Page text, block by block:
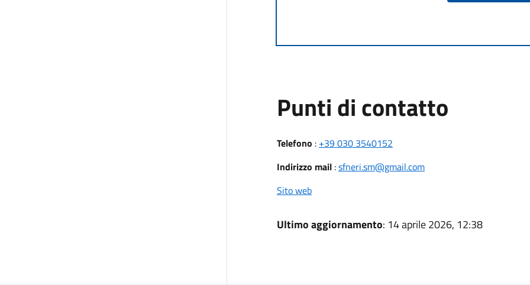
Punti di contatto
Telefono : +39 030 3540152
Indirizzo mail:sfneri.sm@gmail.com
Sito web
Ultimo aggiornamento: 14 aprile 2026, 12:38